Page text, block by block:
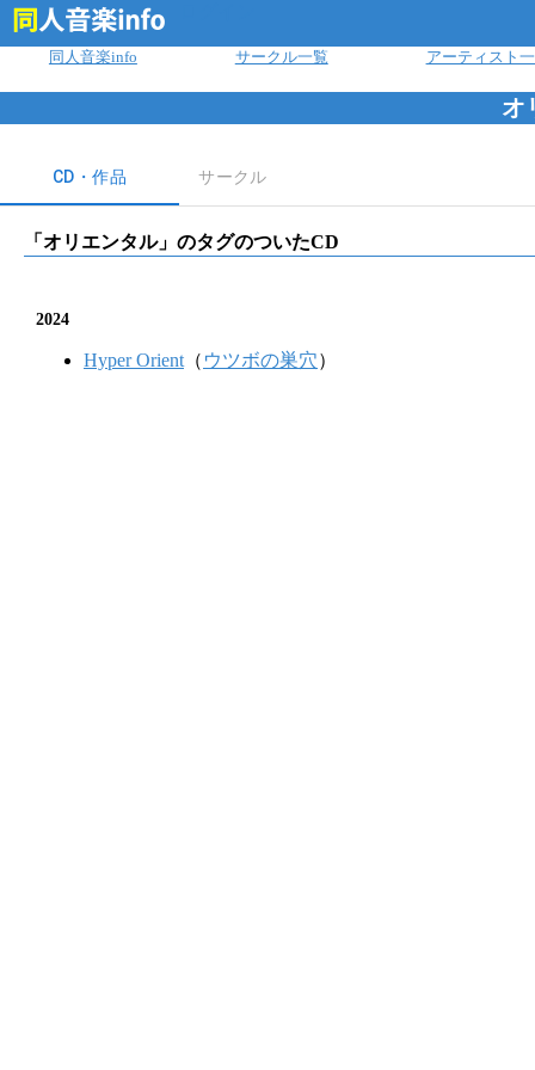
同人音楽info サークル一覧 アーティスト
オ
CD・作品 サークル
「 オリエンタル」のタグのついたCD
2024
Hyper Orient （ ウツボの巣穴）